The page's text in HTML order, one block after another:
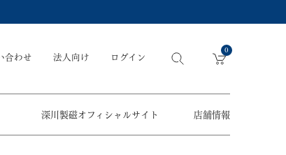
合わせ 法人向け ログイン
0
深川製磁オフィシャルサイト 店舗情報